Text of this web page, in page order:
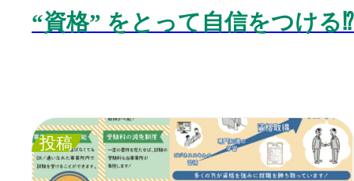
“資格” をとって自信をつける⁉️
投稿